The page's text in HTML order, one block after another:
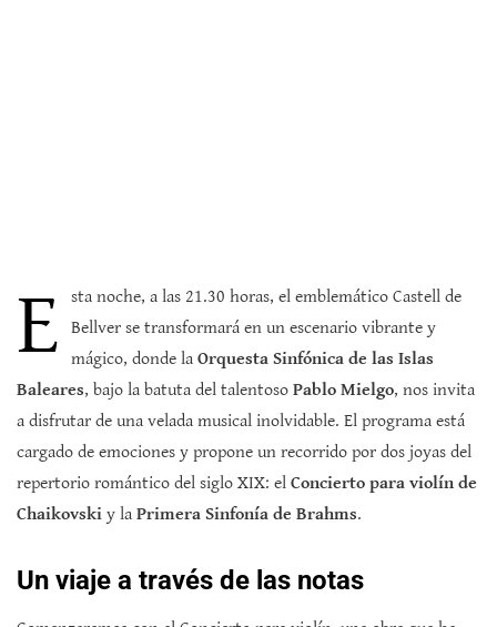
E
sta noche, a las 21.30 horas, el emblemático Castell de
Bellver se transformará en un escenario vibrante y
mágico, donde la Orquesta Sinfónica de las Islas
Baleares, bajo la batuta del talentoso Pablo Mielgo, nos invita
a disfrutar de una velada musical inolvidable. El programa está
cargado de emociones y propone un recorrido por dos joyas del
repertorio romántico del siglo XIX: el Concierto para violín de
Chaikovski y la Primera Sinfonía de Brahms.
Un viaje a través de las notas